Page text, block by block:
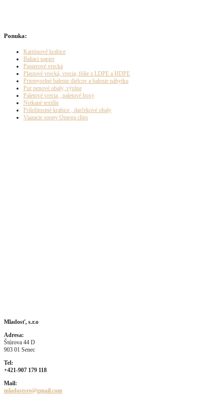
Ponuka:
Kartónové krabice
Baliaci papier
Papierové vrecká
Plastové vrecká, vrecia, fólie z LDPE a HDPE
Priemyselné balenie dielcov a balenie nábytku
Pur penové obaly, výplne
Paletové vrecia , paletové boxy
Netkané textílie
Príležitostné krabice , darčekové obaly
Viazacie spony Omega clips
Mladosť, s.r.o
Adresa:
Štúrova 44 D
903 01 Senec
Tel:
+421-907 179 118
Mail:
mladostsro@gmail.com